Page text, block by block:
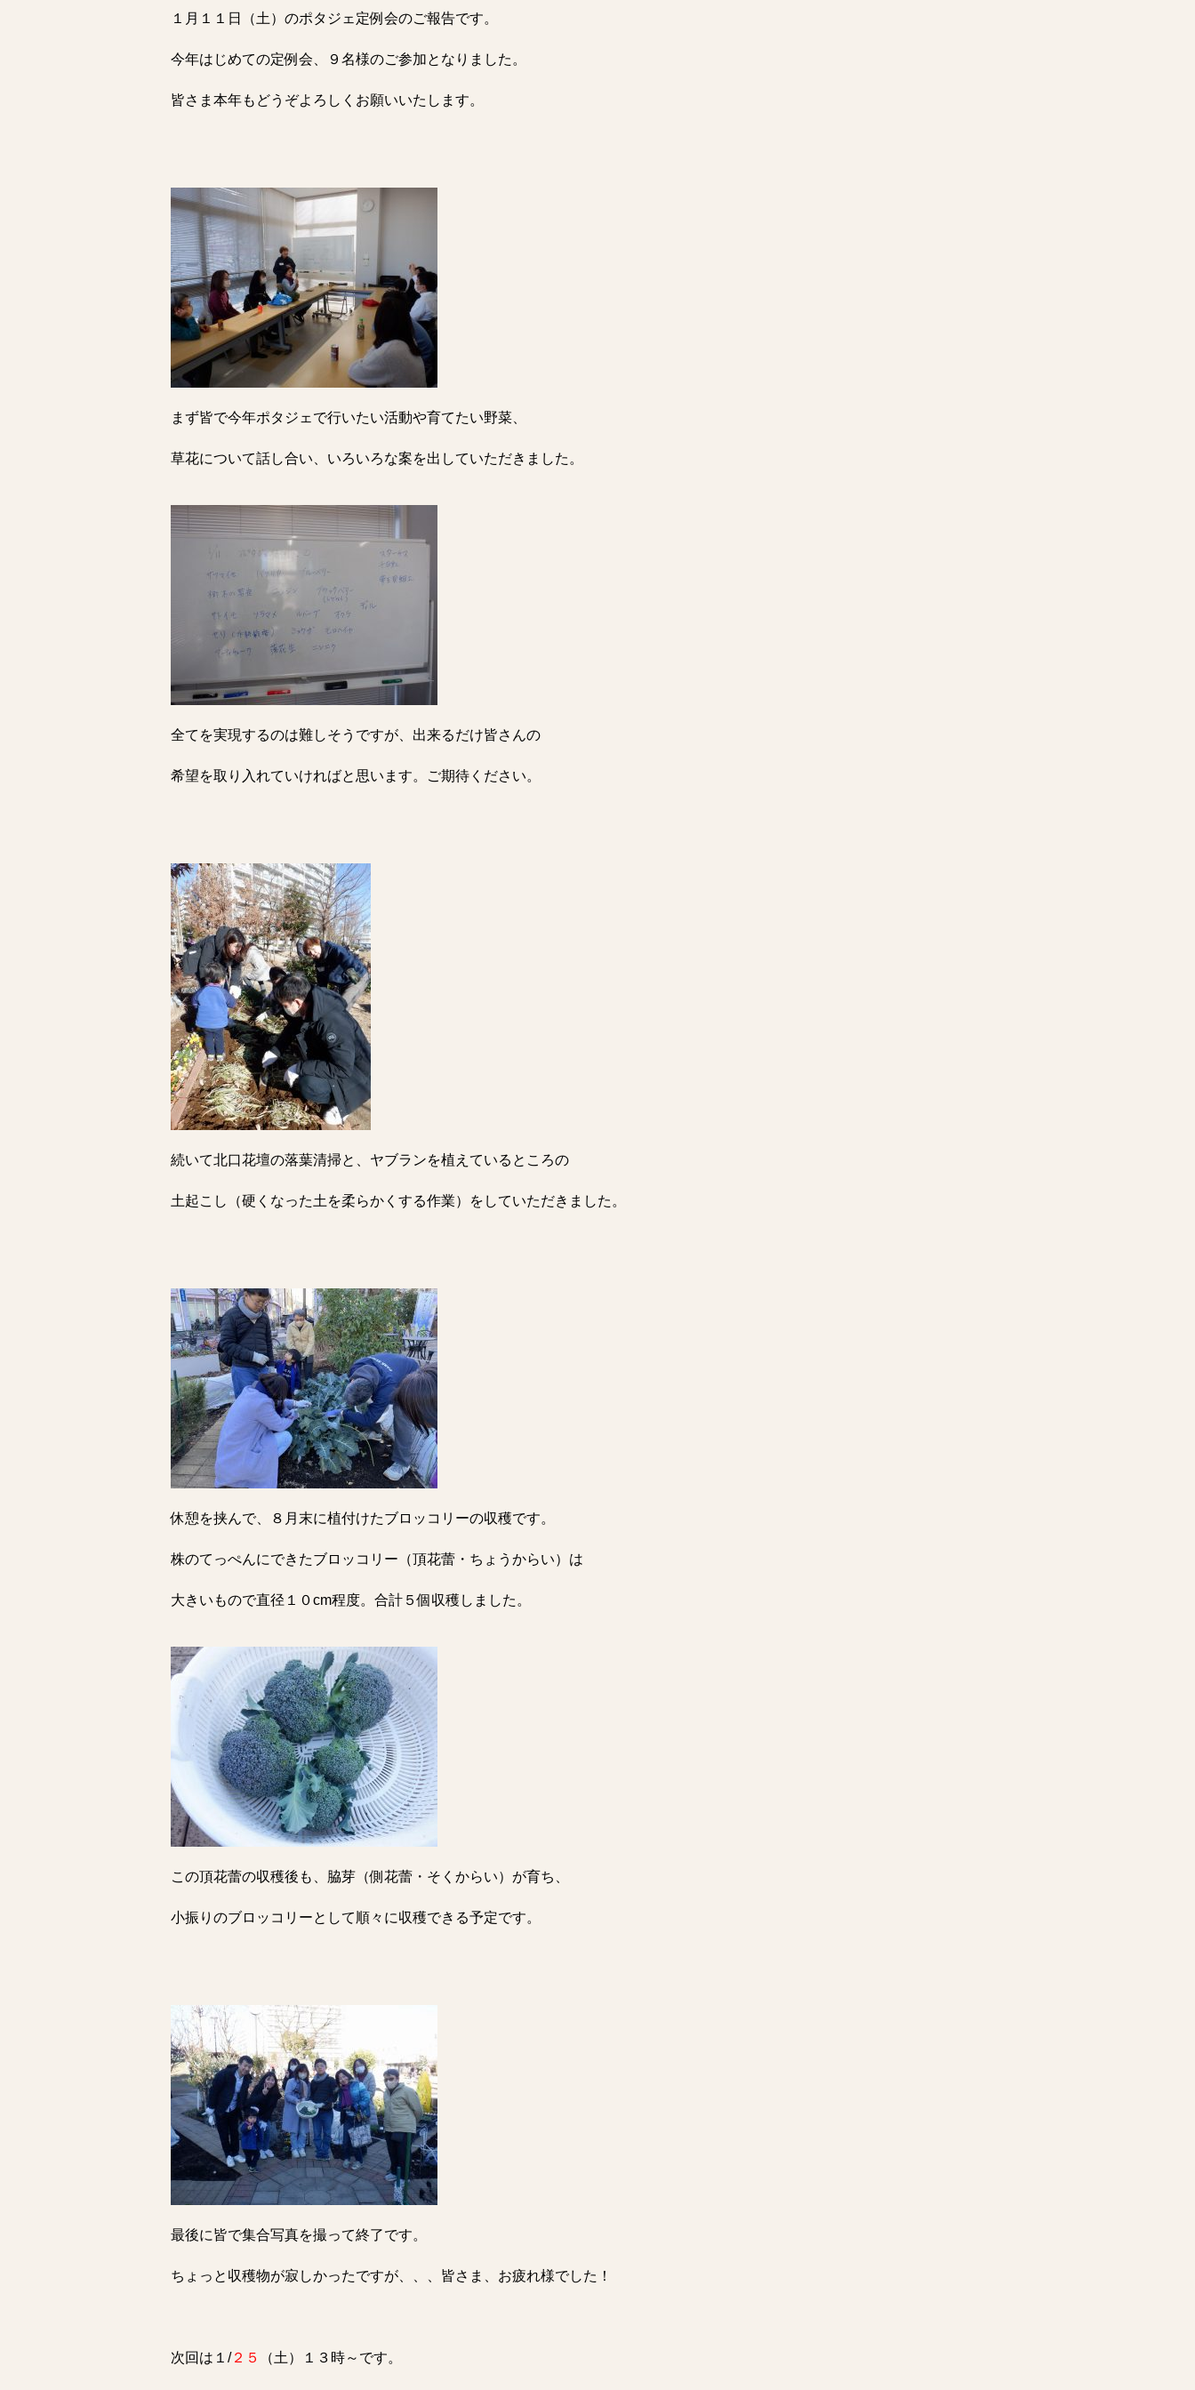
１月１１日（土）のポタジェ定例会のご報告です。
今年はじめての定例会、９名様のご参加となりました。
皆さま本年もどうぞよろしくお願いいたします。
まず皆で今年ポタジェで行いたい活動や育てたい野菜、
草花について話し合い、いろいろな案を出していただきました。
全てを実現するのは難しそうですが、出来るだけ皆さんの
希望を取り入れていければと思います。ご期待ください。
続いて北口花壇の落葉清掃と、ヤブランを植えているところの
土起こし（硬くなった土を柔らかくする作業）をしていただきました。
休憩を挟んで、８月末に植付けたブロッコリーの収穫です。
株のてっぺんにできたブロッコリー（頂花蕾・ちょうからい）は
大きいもので直径１０cm程度。合計５個収穫しました。
この頂花蕾の収穫後も、脇芽（側花蕾・そくからい）が育ち、
小振りのブロッコリーとして順々に収穫できる予定です。
最後に皆で集合写真を撮って終了です。
ちょっと収穫物が寂しかったですが、、、皆さま、お疲れ様でした！
次回は１/２５ （土）１３時～です。